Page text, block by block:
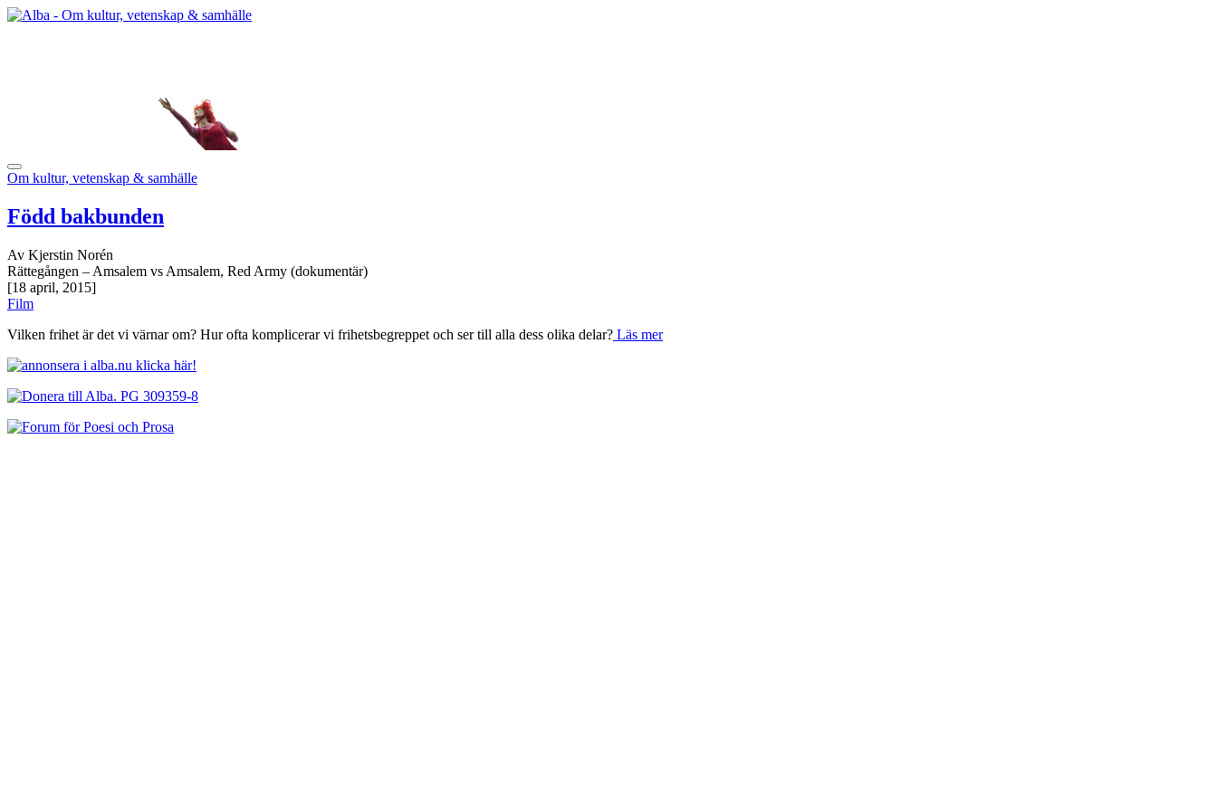
Om kultur, vetenskap & samhälle
Född bakbunden
Av Kjerstin Norén
Rättegången – Amsalem vs Amsalem, Red Army (dokumentär)
[18 april, 2015]
Film
Vilken frihet är det vi värnar om? Hur ofta komplicerar vi frihetsbegreppet och ser till alla dess olika delar? Läs mer